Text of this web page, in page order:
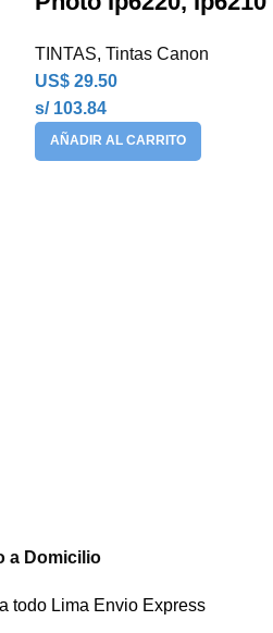
TINTAS, Tintas Canon
US$ 29.50
s/ 103.84
AÑADIR AL CARRITO
a Domicilio
todo Lima Envio Express